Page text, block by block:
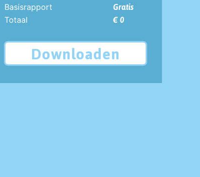
Basisrapport
Gratis
Totaal
€ 0
Downloaden